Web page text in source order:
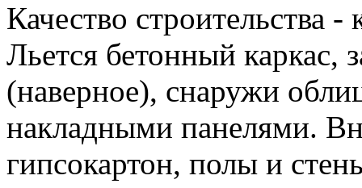
Качество строительства -
Льется бетонный каркас,
(наверное), снаружи
накладными панелями.
гипсокартон, полы и